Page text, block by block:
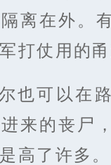
离在外。
打仗用的甬
也可以在
来的丧尸
高了许多。